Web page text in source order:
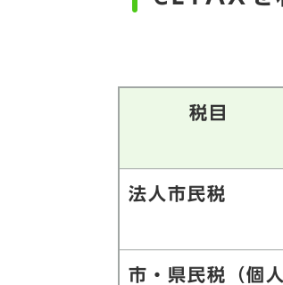
税目
法人市民税
市・県民税（個人